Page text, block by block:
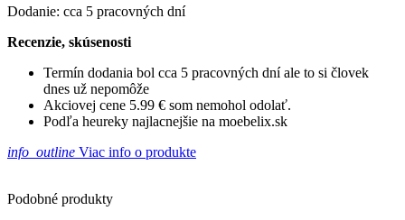
Dodanie: cca 5 pracovných dní
Recenzie, skúsenosti
Termín dodania bol cca 5 pracovných dní ale to si človek
dnes už nepomôže
Akciovej cene 5.99 € som nemohol odolať.
Podľa heureky najlacnejšie na moebelix.sk
info_outline Viac info o produkte
Podobné produkty